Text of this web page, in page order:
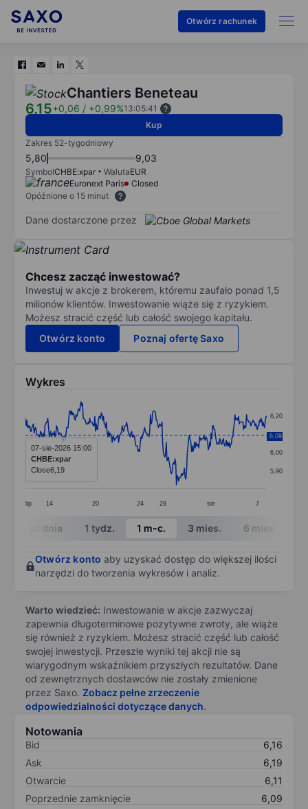
Otwórz rachunek
Chantiers Beneteau
6,15+0,06 / +0,99%13:05:41
Kup
Zakres 52-tygodniowy
5,80 9,03
SymbolCHBE:xpar WalutaEUR
Euronext Paris
Closed
Opóźnione o 15 minut
Dane dostarczone przez
Chcesz zacząć inwestować?
Inwestuj w akcje z brokerem, któremu zaufało ponad 1,5
milionów klientów. Inwestowanie wiąże się z ryzykiem.
Możesz stracić część lub całość swojego kapitału.
Otwórz konto
Poznaj ofertę Saxo
Wykres
Line chart with 335 data points.
The chart has 1 X axis displaying categories.
The chart has 1 Y axis displaying values. Data
lip 14 20 24 28 sie 7
5,90
6,00
6,10
6,20
6,09
07-sie-2026 15:00
CHBE:xpar
Close6,19
End of interactive chart.
W ciągu dnia 1 tydz. 1 m-c. 3 mies. 6 mies.
Otwórz konto aby uzyskać dostęp do większej ilości
narzędzi do tworzenia wykresów i analiz.
Warto wiedzieć: Inwestowanie w akcje zazwyczaj
zapewnia długoterminowe pozytywne zwroty, ale wiąże
się również z ryzykiem. Możesz stracić część lub całość
swojej inwestycji. Przeszłe wyniki tej akcji nie są
wiarygodnym wskaźnikiem przyszłych rezultatów. Dane
od zewnętrznych dostawców nie zostały zmienione
przez Saxo. Zobacz pełne zrzeczenie
odpowiedzialności dotyczące danych.
Notowania
Bid
6,16
Ask
6,19
Otwarcie
6,11
Poprzednie zamknięcie
6,09